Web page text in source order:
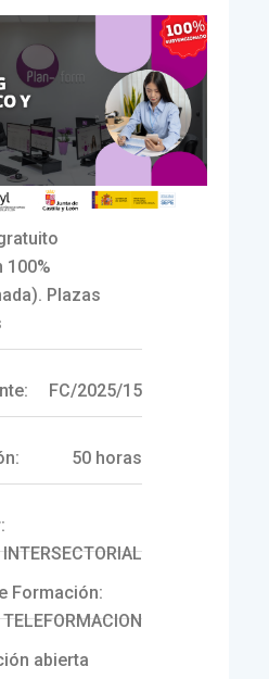
100%
Plazas
FC/2025/15
50 horas
INTERSECTORIAL
Formación:
TELEFORMACION
abierta